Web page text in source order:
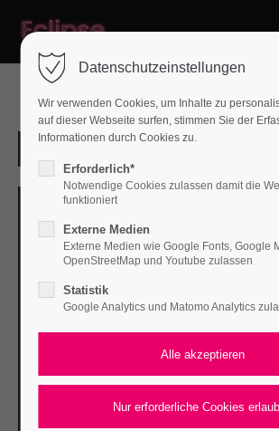
Datenschutzeinstellungen
Wir verwenden Cookies, um Inhalte zu
auf dieser Webseite surfen, stimmen Sie der
Informationen durch Cookies zu.
Erforderlich*
Notwendige Cookies zulassen damit die
funktioniert
Externe Medien
Externe Medien wie Google Fonts, Google
OpenStreetMap und Youtube zulassen
Statistik
Google Analytics und Matomo Analytics